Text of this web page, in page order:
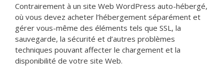
Contrairement à un site Web WordPress auto-hébergé,
où vous devez acheter l’hébergement séparément et
gérer vous-même des éléments tels que SSL, la
sauvegarde, la sécurité et d’autres problèmes
techniques pouvant affecter le chargement et la
disponibilité de votre site Web.